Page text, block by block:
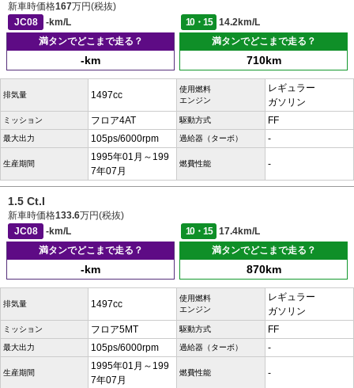
新車時価格167万円(税抜)
JC08
-km/L 10・15
14.2km/L
満タンでどこまで走る？
-km
満タンでどこまで走る？
710km
排気量 1497cc
使用燃料
エンジン
レギュラー
ガソリン
ミッション フロア4AT 駆動方式 FF
最大出力 105ps/6000rpm 過給器（ターボ） -
生産期間
1995年01月～199
7年07月
燃費性能 -
1.5 Ct.I
新車時価格133.6万円(税抜)
JC08
-km/L 10・15
17.4km/L
満タンでどこまで走る？
-km
満タンでどこまで走る？
870km
排気量 1497cc
使用燃料
エンジン
レギュラー
ガソリン
ミッション フロア5MT 駆動方式 FF
最大出力 105ps/6000rpm 過給器（ターボ） -
生産期間
1995年01月～199
7年07月
燃費性能 -